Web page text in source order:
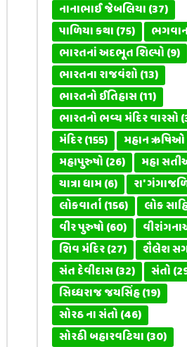
નાનાભાઈ જેબલિયા(37)
પાળિયા કથા(75) ભગવાન
ભારતનાં અદભૂત શિલ્પો(9)
ભારતના રાજવંશો(13)
ભારતનો ઈતિહાસ(11)
ભારતનો ભવ્ય મંદિર વારસો
મંદિર(155) મહાન ઋષિઓ
મહાપુરુષો(26) મહા
યાત્રા ધામ(6) રા'
લોકવાર્તા(156) લોક
વીર પુરુષો(60)
શિવ મંદિર(27) શૈલેશ
સંત દેવીદાસ(32) સંતો
સિધ્ધરાજ જયસિંહ(19)
સોરઠ ના સંતો(46)
સોરઠી બહારવટિયા(30)